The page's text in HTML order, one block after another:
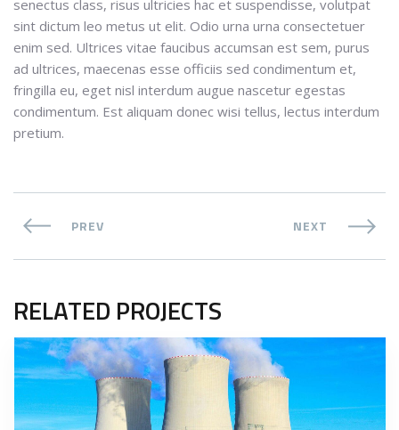
senectus class, risus ultricies hac et suspendisse, volutpat
sint dictum leo metus ut elit. Odio urna urna consectetuer
enim sed. Ultrices vitae faucibus accumsan est sem, purus
ad ultrices, maecenas esse officiis sed condimentum et,
fringilla eu, eget nisl interdum augue nascetur egestas
condimentum. Est aliquam donec wisi tellus, lectus interdum
pretium.
PREV NEXT
RELATED PROJECTS